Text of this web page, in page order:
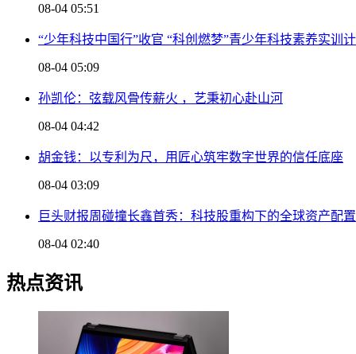
08-04 05:51
“少年科技中国行”收官 “科创燃梦”青少年科技素养实训
08-04 05:09
孙凯伦：弦载风骨传薪火 ，艺秉初心赴山河
08-04 04:42
胡金钱：以专利为尺，用匠心筑牢数字世界的信任底座
08-04 03:09
巨头财报周碰撞长鑫首秀：科技股重构下的全球资产配
08-04 02:40
热点资讯